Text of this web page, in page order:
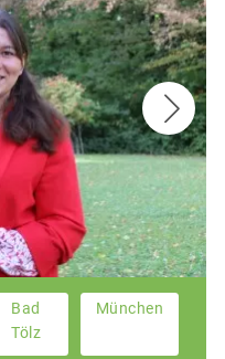
Bad
Tölz
München